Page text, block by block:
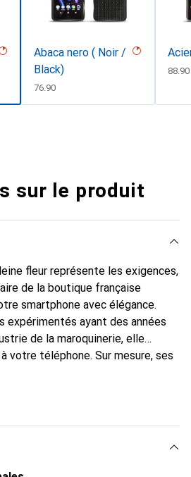
Abaca nero ( Noir /
Black)
CHF
76.90
CHF
88.90
sur le produit
fleur représente les exigences,
de la boutique française
smartphone avec élégance.
expérimentés ayant des années
de la maroquinerie, elle
votre téléphone. Sur mesure, ses
chic et indispensable pour votre
la marque Noreve est un choix
exigeante.